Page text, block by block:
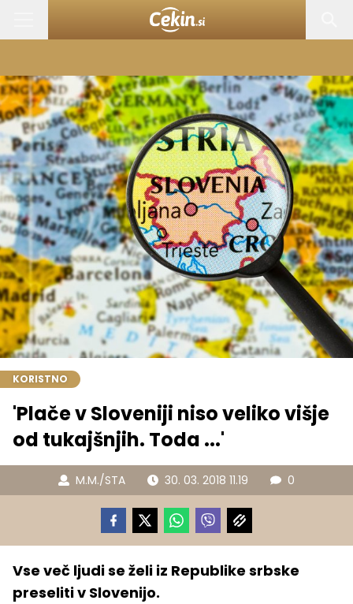
KORISTNO
'Plače v Sloveniji niso veliko višje
od tukajšnjih. Toda ...'
M.M./STA 30. 03. 2018 11.19 0
Vse več ljudi se želi iz Republike srbske
preseliti v Slovenijo.